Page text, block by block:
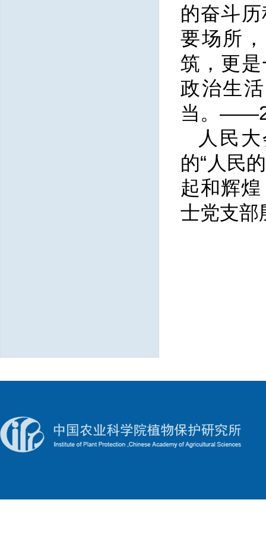
的奋斗
要场所
筑，更
政治生
当。
人民
的“人民
起和辉
士党支部